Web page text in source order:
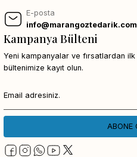
E-posta
info@marangoztedarik.com
Kampanya Bülteni
Yeni kampanyalar ve fırsatlardan
bültenimize kayıt olun.
ABONE